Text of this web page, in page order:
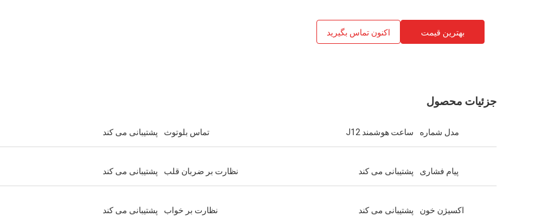
بهترین قیمت اکنون تماس بگیرید
جزئیات محصول
مدل شماره ساعت هوشمند J12 تماس بلوتوث پشتیبانی می کند
پیام فشاری پشتیبانی می کند نظارت بر ضربان قلب پشتیبانی می کند
اکسیژن خون پشتیبانی می کند نظارت بر خواب پشتیبانی می کند